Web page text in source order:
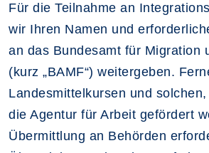
Für die Teilnahme an
wir Ihren Namen und
an das Bundesamt für Migration
(kurz „BAMF“) weitergeben.
Landesmittelkursen und
die Agentur für Arbeit gefördert
Übermittlung an Behörden